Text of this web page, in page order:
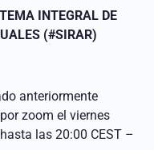
INTEGRAL DE
(#SIRAR)
anteriormente
zoom el viernes
las 20:00 CEST –